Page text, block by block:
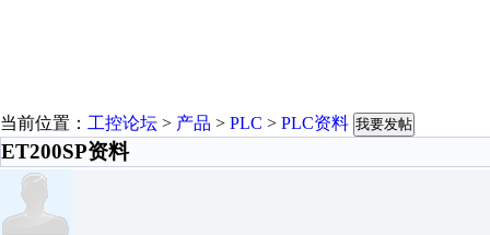
当前位置： 工控论坛 > 产品 > PLC > PLC资料 我要发帖
ET200SP资料